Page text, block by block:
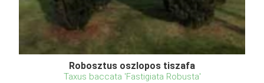
Robosztus oszlopos tiszafa
Taxus baccata 'Fastigiata Robusta'